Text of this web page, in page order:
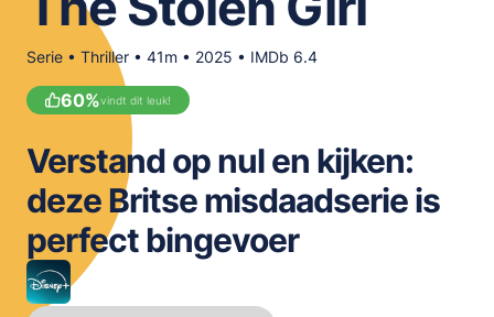
FILTER FILMS EN SERIES OP MIJN
ALLES/NIETS SELECTEREN
App
Serie • Thriller • 41m • 2025 • IMDb 6.4
60%vindt dit leuk!
Verstand op nul en kijken:
deze Britse misdaadserie is
perfect bingevoer